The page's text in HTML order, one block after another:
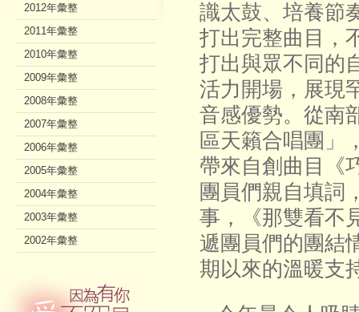
識太鼓、培養節
打出完整曲目，
打出與眾不同的
活力開場，展現
音感優勢。從南
區天籟合唱團」
帶來自創曲目《
團員們親自填詞
事，《那雙看不
遞團員們的團結
期以來的溫暖支
2012年彙整
2011年彙整
2010年彙整
2009年彙整
2008年彙整
2007年彙整
2006年彙整
2005年彙整
2004年彙整
2003年彙整
2002年彙整